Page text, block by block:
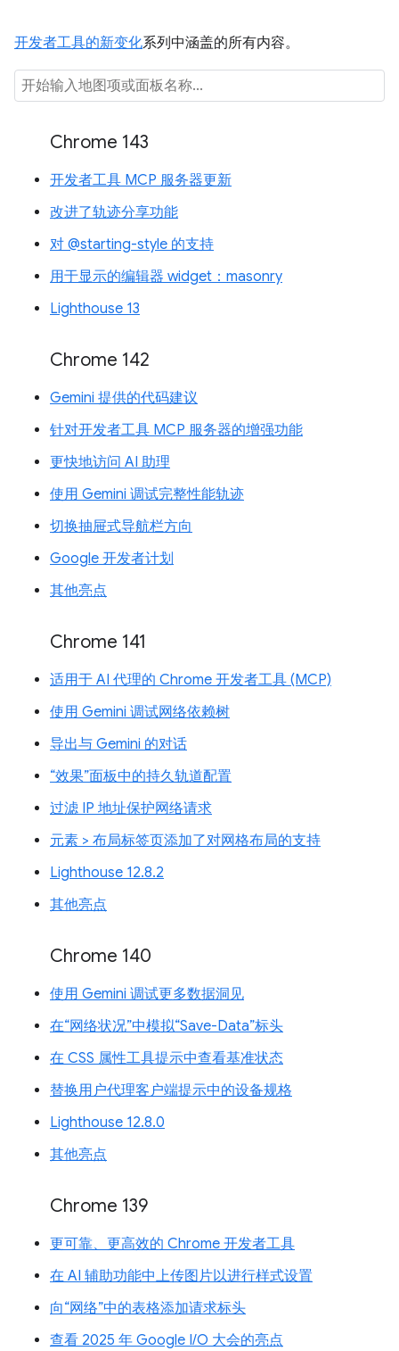
开发者工具的新变化系列中涵盖的所有内容。
Chrome 143
开发者工具 MCP 服务器更新
改进了轨迹分享功能
对 @starting-style 的支持
用于显示的编辑器 widget：masonry
Lighthouse 13
Chrome 142
Gemini 提供的代码建议
针对开发者工具 MCP 服务器的增强功能
更快地访问 AI 助理
使用 Gemini 调试完整性能轨迹
切换抽屉式导航栏方向
Google 开发者计划
其他亮点
Chrome 141
适用于 AI 代理的 Chrome 开发者工具 (MCP)
使用 Gemini 调试网络依赖树
导出与 Gemini 的对话
“效果”面板中的持久轨道配置
过滤 IP 地址保护网络请求
元素 > 布局标签页添加了对网格布局的支持
Lighthouse 12.8.2
其他亮点
Chrome 140
使用 Gemini 调试更多数据洞见
在“网络状况”中模拟“Save-Data”标头
在 CSS 属性工具提示中查看基准状态
替换用户代理客户端提示中的设备规格
Lighthouse 12.8.0
其他亮点
Chrome 139
更可靠、更高效的 Chrome 开发者工具
在 AI 辅助功能中上传图片以进行样式设置
向“网络”中的表格添加请求标头
查看 2025 年 Google I/O 大会的亮点